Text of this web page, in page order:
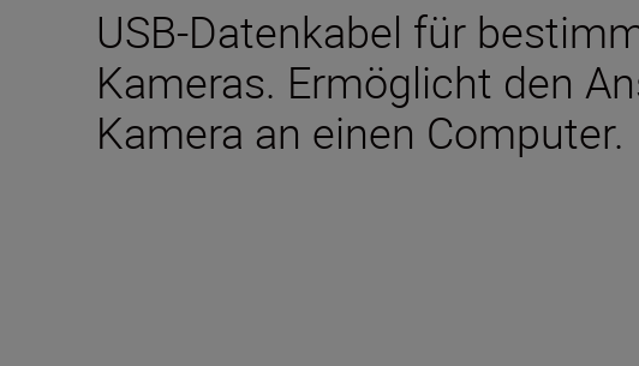
USB-Datenkabel für
Kameras. Ermöglicht den
Kamera an einen Computer.